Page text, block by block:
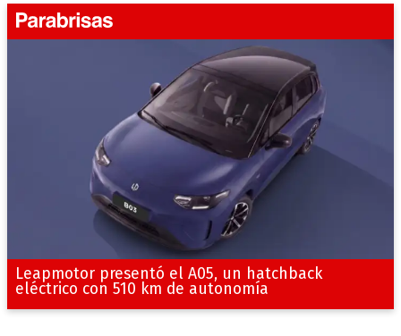
Leapmotor presentó el A05, un hatchback
eléctrico con 510 km de autonomía